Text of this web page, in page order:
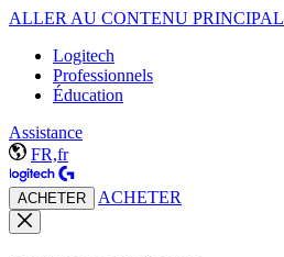
ALLER AU CONTENU PRINCIPAL
Logitech
Professionnels
Éducation
Assistance
FR,fr
ACHETER ACHETER